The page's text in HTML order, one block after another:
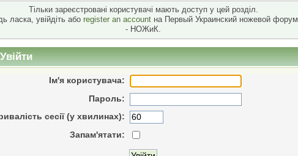
Тільки зареєстровані користувачі мають доступ у цей розділ.
ласка, увійдіть або register an account на Первый Украинский ножевой форум
- НОЖиК.
Ім'я користувача:
Пароль:
сесії (у хвилинах):
Запам'ятати: